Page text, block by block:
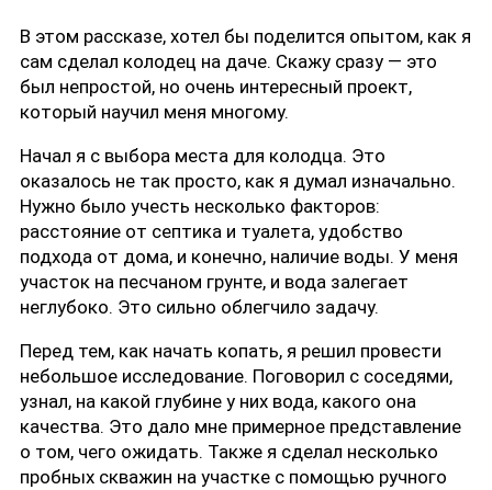
В этом рассказе, хотел бы поделится опытом, как я
сам сделал колодец на даче. Скажу сразу — это
был непростой, но очень интересный проект,
который научил меня многому.
Начал я с выбора места для колодца. Это
оказалось не так просто, как я думал изначально.
Нужно было учесть несколько факторов:
расстояние от септика и туалета, удобство
подхода от дома, и конечно, наличие воды. У меня
участок на песчаном грунте, и вода залегает
неглубоко. Это сильно облегчило задачу.
Перед тем, как начать копать, я решил провести
небольшое исследование. Поговорил с соседями,
узнал, на какой глубине у них вода, какого она
качества. Это дало мне примерное представление
о том, чего ожидать. Также я сделал несколько
пробных скважин на участке с помощью ручного